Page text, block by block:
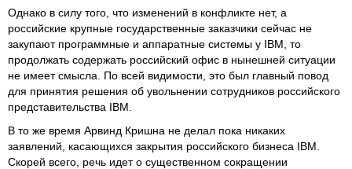
Однако в силу того, что изменений в конфликте нет, а
российские крупные государственные заказчики сейчас не
закупают программные и аппаратные системы у IBM, то
продолжать содержать российский офис в нынешней ситуации
не имеет смысла. По всей видимости, это был главный повод
для принятия решения об увольнении сотрудников российского
представительства IBM.
В то же время Арвинд Кришна не делал пока никаких
заявлений, касающихся закрытия российского бизнеса IBM.
Скорей всего, речь идет о существенном сокращении